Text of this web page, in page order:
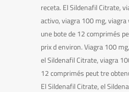
receta. El Sildenafil Citrate,
activo, viagra 100 mg, viagra
une bote de 12 comprimés
prix d environ. Viagra 100
el Sildenafil Citrate, viagra
12 comprimés peut tre
El Sildenafil Citrate, el